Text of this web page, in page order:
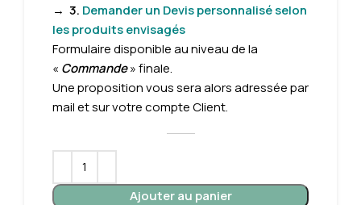
→ 3. Demander un Devis personnalisé selon
les produits envisagés
Formulaire disponible au niveau de la
« Commande» finale.
Une proposition vous sera alors adressée par
mail et sur votre compte Client.
Ajouter au panier